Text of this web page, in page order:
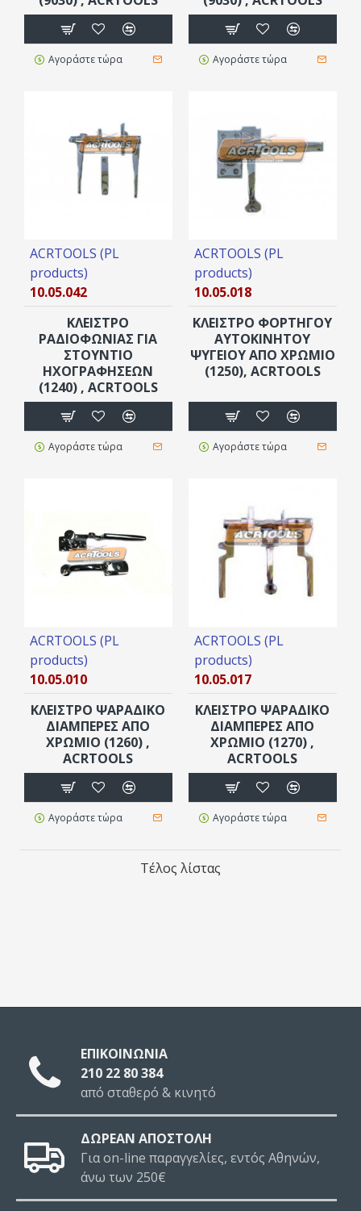
Αγοράστε τώρα Αγοράστε τώρα
ACRTOOLS (PL
products)
10.05.042
ΚΛΕΙΣΤΡΟ
ΡΑΔΙΟΦΩΝΙΑΣ ΓΙΑ
ΣΤΟΥΝΤΙΟ
ΗΧΟΓΡΑΦΗΣΕΩΝ
(1240) , ACRTOOLS
Αγοράστε τώρα
ACRTOOLS (PL
products)
10.05.018
ΚΛΕΙΣΤΡΟ ΦΟΡΤΗΓΟΥ
ΑΥΤΟΚΙΝΗΤΟΥ
ΨΥΓΕΙΟΥ ΑΠΟ ΧΡΩΜΙΟ
(1250), ACRTOOLS
Αγοράστε τώρα
ACRTOOLS (PL
products)
10.05.010
ΚΛΕΙΣΤΡΟ ΨΑΡΑΔΙΚΟ
ΔΙΑΜΠΕΡΕΣ ΑΠΟ
ΧΡΩΜΙΟ (1260) ,
ACRTOOLS
Αγοράστε τώρα
ACRTOOLS (PL
products)
10.05.017
ΚΛΕΙΣΤΡΟ ΨΑΡΑΔΙΚΟ
ΔΙΑΜΠΕΡΕΣ ΑΠΟ
ΧΡΩΜΙΟ (1270) ,
ACRTOOLS
Αγοράστε τώρα
Τέλος λίστας
ΕΠΙΚΟΙΝΩΝΙΑ
210 22 80 384
από σταθερό & κινητό
ΔΩΡΕΑΝ ΑΠΟΣΤΟΛΗ
Για on-line παραγγελίες, εντός Αθηνών,
άνω των 250€